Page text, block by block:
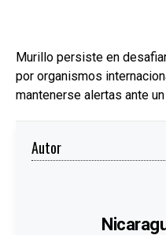
Murillo persiste en
por organismos
mantenerse alertas ante
Autor